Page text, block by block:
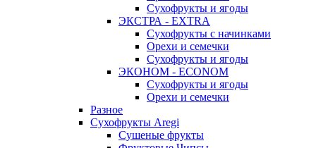
Сухофрукты и ягоды
ЭКСТРА - EXTRA
Сухофрукты с начинками
Орехи и семечки
Сухофрукты и ягоды
ЭКОНОМ - ECONOM
Сухофрукты и ягоды
Орехи и семечки
Разное
Сухофрукты Aregi
Сушеные фрукты